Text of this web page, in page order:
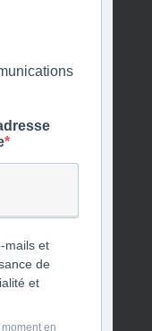
mails et
de
et
en